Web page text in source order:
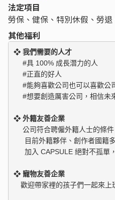
法定項目
勞保、健保、特別休假、勞
其他福利
❖ 我們需要的人才
#具 100% 成長潛力的人
#正直的好人
#能夠喜歡公司也可以喜歡公
#想要創造厲害公司，相信未
❖ 外籍友善企業
公司符合聘僱外籍人士的條件
目前外籍夥伴、創作者國籍多
❖ 寵物友善企業
歡迎帶家裡的孩子們一起來上